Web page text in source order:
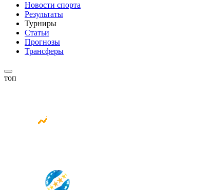
Новости спорта
Результаты
Турниры
Статьи
Прогнозы
Трансферы
топ